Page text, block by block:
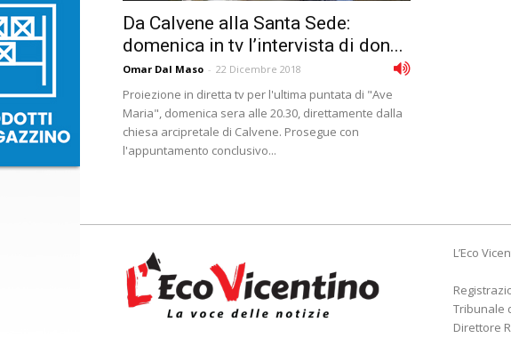
Da Calvene alla Santa Sede:
domenica in tv l’intervista di don...
Omar Dal Maso - 22 Dicembre 2018
Proiezione in diretta tv per l'ultima puntata di "Ave
Maria", domenica sera alle 20.30, direttamente dalla
chiesa arcipretale di Calvene. Prosegue con
l'appuntamento conclusivo...
L’Eco
Tribunale
Direttore